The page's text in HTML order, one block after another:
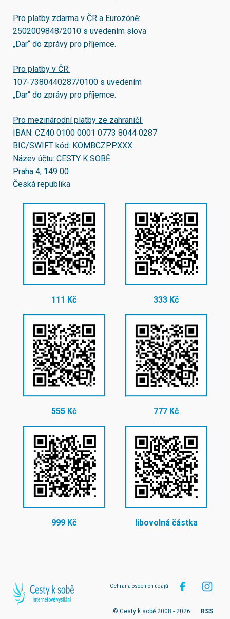
Pro platby zdarma v ČR a Eurozóně:
2502009848/2010 s uvedením slova
„Dar“ do zprávy pro příjemce.
Pro platby v ČR:
107-7380440287/0100 s uvedením
„Dar“ do zprávy pro příjemce.
Pro mezinárodní platby ze zahraničí:
IBAN: CZ40 0100 0001 0773 8044 0287
BIC/SWIFT kód: KOMBCZPPXXX
Název účtu: CESTY K SOBĚ
Praha 4, 149 00
Česká republika
111 Kč 333 Kč
555 Kč 777 Kč
999 Kč libovolná částka
Ochrana osobních údajů
© Cesty k sobě 2008 - 2026 RSS